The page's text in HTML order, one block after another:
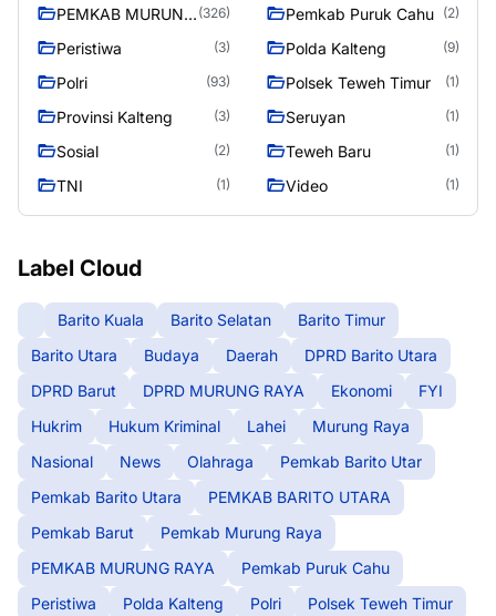
PEMKAB MURUNG (326) Pemkab Puruk Cahu (2)
Peristiwa (3) Polda Kalteng (9)
Polri (93) Polsek Teweh Timur (1)
Provinsi Kalteng (3) Seruyan (1)
Sosial (2) Teweh Baru (1)
TNI (1) Video (1)
Label Cloud
Barito Kuala Barito Selatan
Barito Timur
Barito Utara
Budaya Daerah
DPRD Barito Utara
DPRD Barut
DPRD MURUNG RAYA Ekonomi
FYI
Hukrim
Hukum Kriminal Lahei
Murung Raya
Nasional
News Olahraga
Pemkab Barito Utar
Pemkab Barito Utara
PEMKAB BARITO UTARA
Pemkab Barut
Pemkab Murung Raya
PEMKAB MURUNG RAYA
Pemkab Puruk Cahu
Peristiwa
Polda Kalteng Polri
Polsek Teweh Timur